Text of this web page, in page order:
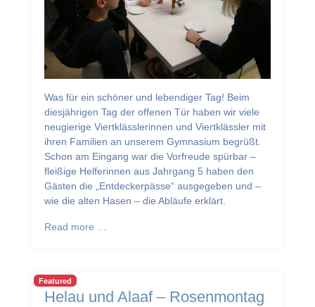
Was für ein schöner und lebendiger Tag! Beim
diesjährigen Tag der offenen Tür haben wir viele
neugierige Viertklässlerinnen und Viertklässler mit
ihren Familien an unserem Gymnasium begrüßt.
Schon am Eingang war die Vorfreude spürbar –
fleißige Helferinnen aus Jahrgang 5 haben den
Gästen die „Entdeckerpässe“ ausgegeben und –
wie die alten Hasen – die Abläufe erklärt.
Read more …
Featured
Helau und Alaaf – Rosenmontag